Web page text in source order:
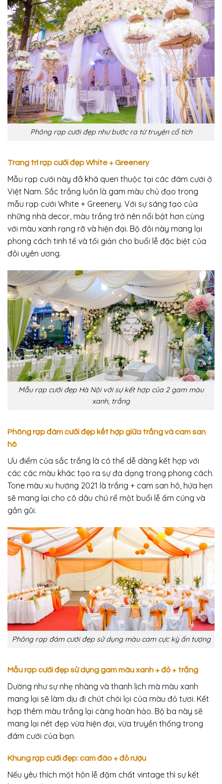
Phông rạp cưới đẹp như bước ra từ truyện cổ tích
Trang trí rạp cưới đẹp White + Greenery
Mẫu rạp cưới này đã khá quen thuộc tại các đám cưới ở
Việt Nam. Sắc trắng luôn là gam màu chủ đạo trong
mẫu rạp cưới White + Greenery. Với sự sáng tạo của
những nhà decor, màu trắng trở nên nổi bật hơn cùng
với màu xanh rạng rỡ và hiện đại. Bộ đôi này mang lại
phong cách tinh tế và tối giản cho buổi lễ đặc biệt của
đôi uyên ương.
Mẫu rạp cưới đẹp Hà Nội với sự kết hợp của 2 gam màu
xanh, trắng
Phông rạp đám cưới đẹp kết hợp giữa trắng và cam san
hô
Ưu điểm của sắc trắng là có thể dễ dàng kết hợp với
các các màu khác tạo ra sự đa dạng trong phong cách.
Tone màu xu hướng 2021 là trắng + cam san hô, hứa hẹn
sẽ mang lại cho cô dâu chú rể một buổi lễ ấm cúng và
gần gũi.
Phông rạp đám cưới đẹp sử dụng màu cam cực kỳ ấn tượng
Mẫu rạp cưới đẹp sử dụng gam màu xanh + đỏ + trắng
Dường như sự nhẹ nhàng và thanh lịch mà màu xanh
mang lại sẽ làm dịu đi chút chói lọi của màu đỏ tươi. Kết
hợp thêm màu trắng lại càng hoàn hảo. Bộ ba này sẽ
mang lại nét đẹp vừa hiện đại, vừa truyền thống trong
đám cưới của bạn.
Khung rạp cưới đẹp: cam đào + đỏ rượu
Nếu yêu thích một hôn lễ đậm chất vintage thì sự kết